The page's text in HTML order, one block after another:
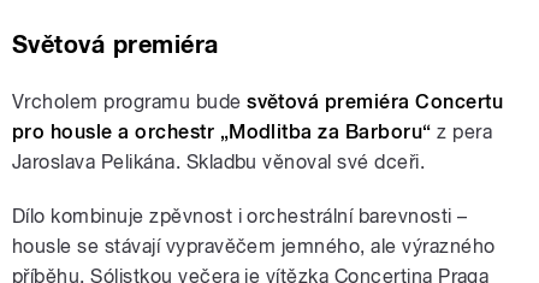
Světová premiéra
Vrcholem programu budesvětová premiéra Concertu
pro housle a orchestr „Modlitba za Barboru“ z pera
Jaroslava Pelikána. Skladbu věnoval své dceři.
Dílo kombinuje zpěvnost i orchestrální barevnosti –
housle se stávají vypravěčem jemného, ale výrazného
příběhu. Sólistkou večera je vítězka Concertina Praga